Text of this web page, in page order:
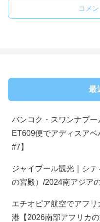
コメ
最
バンコク・スワンナプ
ET609便でアディスア
#7】
ジャイプール観光｜シ
の宮殿）/2024南アジア
エチオピア航空でアフ
港【2026南部アフリカの